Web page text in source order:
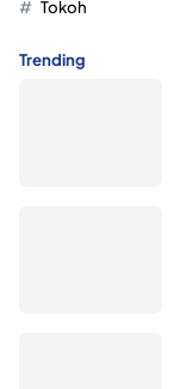
Tokoh
Trending